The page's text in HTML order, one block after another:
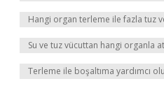
Hangi organ terleme ile fazla tuz
Su ve tuz vücuttan hangi organla
Terleme ile boşaltıma yardımcı